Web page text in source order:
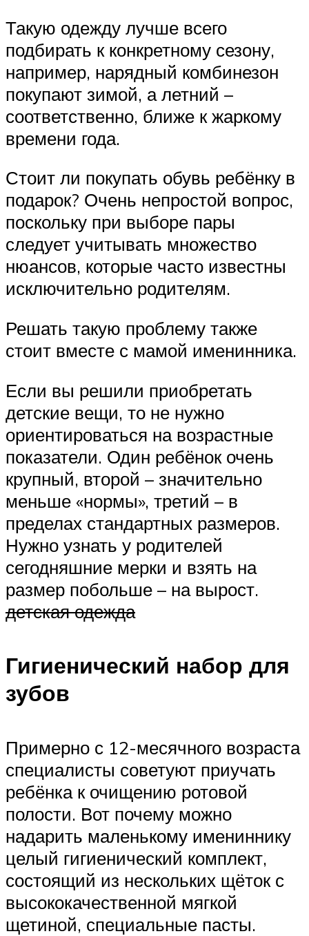
Такую одежду лучше всего
подбирать к конкретному сезону,
например, нарядный комбинезон
покупают зимой, а летний –
соответственно, ближе к жаркому
времени года.
Стоит ли покупать обувь ребёнку в
подарок? Очень непростой вопрос,
поскольку при выборе пары
следует учитывать множество
нюансов, которые часто известны
исключительно родителям.
Решать такую проблему также
стоит вместе с мамой именинника.
Если вы решили приобретать
детские вещи, то не нужно
ориентироваться на возрастные
показатели. Один ребёнок очень
крупный, второй – значительно
меньше «нормы», третий – в
пределах стандартных размеров.
Нужно узнать у родителей
сегодняшние мерки и взять на
размер побольше – на вырост.
детская одежда
Гигиенический набор для
зубов
Примерно с 12-месячного возраста
специалисты советуют приучать
ребёнка к очищению ротовой
полости. Вот почему можно
надарить маленькому имениннику
целый гигиенический комплект,
состоящий из нескольких щёток с
высококачественной мягкой
щетиной, специальные пасты.